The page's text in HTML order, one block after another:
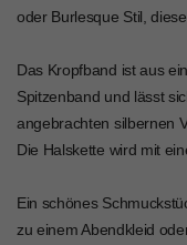
oder Burlesque Stil,
Das Kropfband ist aus
Spitzenband und lässt
angebrachten silbernen
Die Halskette wird mit
Ein schönes
zu einem Abendkleid